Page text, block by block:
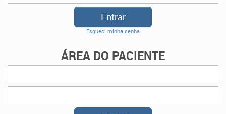
Esqueci minha senha
ÁREA DO PACIENTE